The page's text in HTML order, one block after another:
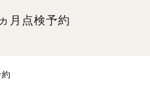
月点検予約